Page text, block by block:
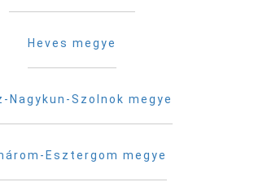
Heves megye
Nagykun-Szolnok megye
Esztergom megye